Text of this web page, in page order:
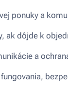
ponuky a
ak dôjde k
a